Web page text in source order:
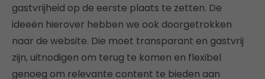
gastvrijheid op de eerste plaats te zetten. De
ideeën hierover hebben we ook doorgetrokken
naar de website. Die moet transparant en gastvrij
zijn, uitnodigen om terug te komen en flexibel
genoeg om relevante content te bieden aan